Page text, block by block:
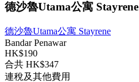
德沙魯Utama公寓 Stayrene
德沙魯Utama公寓 Stayrene
Bandar Penawar
HK$190
合共 HK$347
連稅及其他費用